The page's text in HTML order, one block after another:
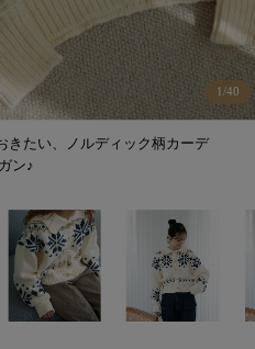
きたい、ノルディック柄カーデ
ン♪
1/40